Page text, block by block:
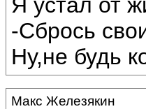
Я устал от
-Сбрось
Ну,не будь
Макс Железякин